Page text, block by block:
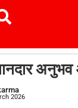
अनुभव
2026